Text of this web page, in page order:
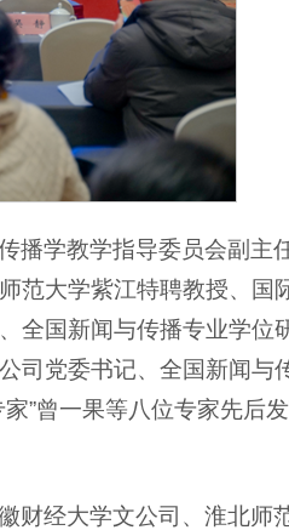
学教学指导委员会副主
范大学紫江特聘教授、国
全国新闻与传播专业学位
司党委书记、全国新闻与
”曾一果等八位专家先后
经大学文公司、淮北师